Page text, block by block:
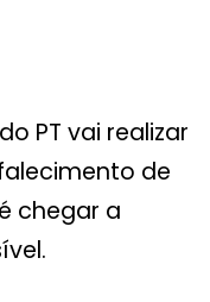
PT vai realizar
de
chegar a